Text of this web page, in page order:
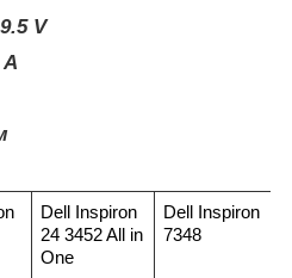
V
Dell Inspiron
24 3452 All in
One
Dell Inspiron
7348